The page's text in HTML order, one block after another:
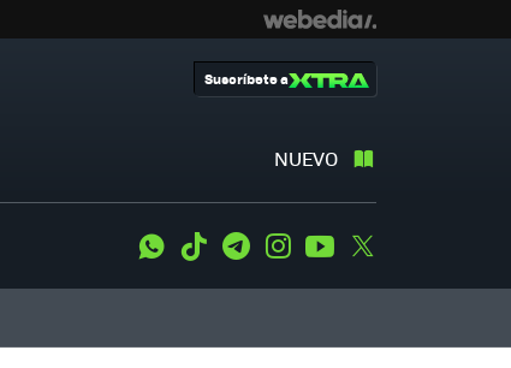
NUEVO
Suscríbete a
WhatsApp
Tiktok TelegramInstagramYoutube